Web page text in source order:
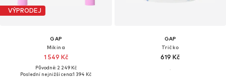
VÝPRODEJ
GAP
Mikina
1 549 Kč
Původně: 2 249 Kč
Poslední nejnižší cena:1 394 Kč
GAP
Tričko
619 Kč